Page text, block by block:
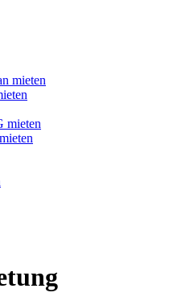
mieten
mieten